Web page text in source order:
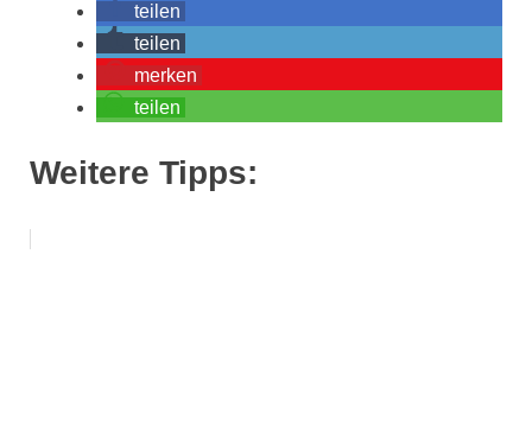
teilen
teilen
merken
teilen
Weitere Tipps: